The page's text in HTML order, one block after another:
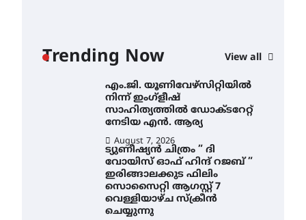
Trending Now View all
ശനിയാഴ്ച അവധി
എം.ജി. യൂണിവേഴ്‌സിറ്റിയിൽ
നിന്ന് ഇംഗ്ളീഷ്
സാഹിത്യത്തിൽ ഡോക്ടറേറ്റ്
നേടിയ എൻ. ആര്യ
August 7, 2026
ട്യുണീഷ്യൻ ചിത്രം ” ദി
വോയിസ് ഓഫ് ഹിന്ദ് റജബ് ”
ഇരിങ്ങാലക്കുട ഫിലിം
സൊസൈറ്റി ആഗസ്റ്റ് 7
വെള്ളിയാഴ്ച സ്‌ക്രീൻ
ചെയ്യുന്നു